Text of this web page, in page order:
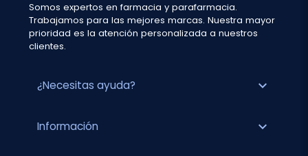
Somos expertos en farmacia y parafarmacia.
Trabajamos para las mejores marcas. Nuestra mayor
prioridad es la atención personalizada a nuestros
clientes.
¿Necesitas ayuda? expand_more
Información expand_more